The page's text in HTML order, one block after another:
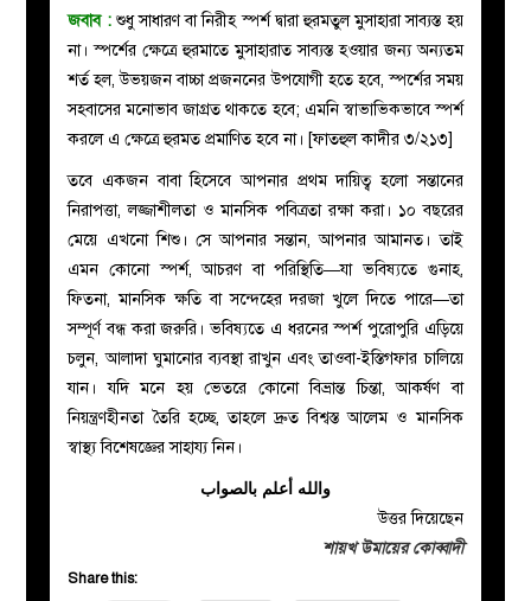
জবাব : শুধু সাধারণ বা নিরীহ স্পর্শ দ্বারা হুরমতুল মুসাহারা সাব্যস্ত হয়
না।স্পর্শের ক্ষেত্রেহুরমাতে মুসাহারাতসাব্যস্তহওয়ার জন্য অন্যতম
শর্ত হল, উভয়জন বাচ্চা প্রজননের উপযোগী হতে হবে, স্পর্শের সময়
সহবাসের মনোভাব জাগ্রত থাকতে হবে; এমনি স্বাভাভিকভাবে স্পর্শ
করলে এ ক্ষেত্রে হুরমত প্রমাণিত হবে না। [ফাতহুল কাদীর ৩/২১৩]
তবে একজন বাবা হিসেবে আপনার প্রথম দায়িত্ব হলো সন্তানের
নিরাপত্তা, লজ্জাশীলতা ও মানসিক পবিত্রতা রক্ষা করা। ১০ বছরের
মেয়ে এখনো শিশু। সে আপনার সন্তান, আপনার আমানত। তাই
এমন কোনো স্পর্শ, আচরণ বা পরিস্থিতি—যা ভবিষ্যতে গুনাহ,
ফিতনা, মানসিক ক্ষতি বা সন্দেহের দরজা খুলে দিতে পারে—তা
সম্পূর্ণ বন্ধ করা জরুরি। ভবিষ্যতে এ ধরনের স্পর্শ পুরোপুরি এড়িয়ে
চলুন, আলাদা ঘুমানোর ব্যবস্থা রাখুন এবং তাওবা-ইস্তিগফার চালিয়ে
যান। যদি মনে হয় ভেতরে কোনো বিভ্রান্ত চিন্তা, আকর্ষণ বা
নিয়ন্ত্রণহীনতা তৈরি হচ্ছে, তাহলে দ্রুত বিশ্বস্ত আলেম ও মানসিক
স্বাস্থ্য বিশেষজ্ঞের সাহায্য নিন।
والله أعلم بالصواب
উত্তর দিয়েছেন
শায়খ উমায়ের কোব্বাদী
Share this: